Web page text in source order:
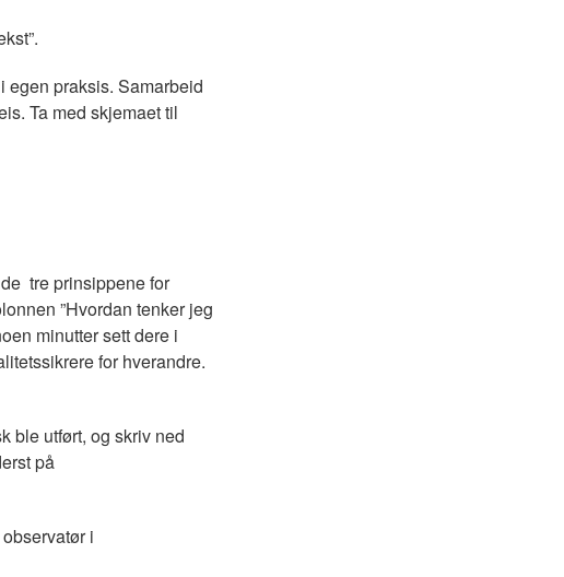
egen praksis. Samarbeid
Ta med skjemaet til
tre prinsippene for
”Hvordan tenker jeg
minutter sett dere i
for hverandre.
ble utført, og skriv ned
på
i